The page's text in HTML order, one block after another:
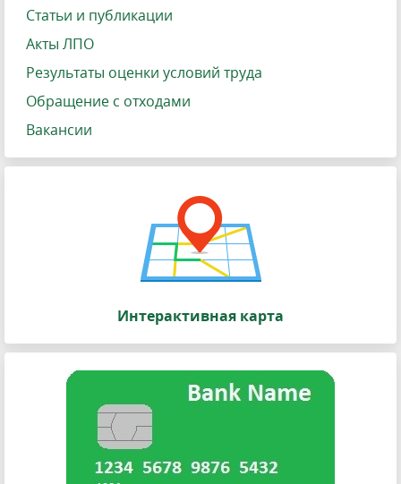
Статьи и публикации
Акты ЛПО
Результаты оценки условий труда
Обращение с отходами
Вакансии
Интерактивная карта